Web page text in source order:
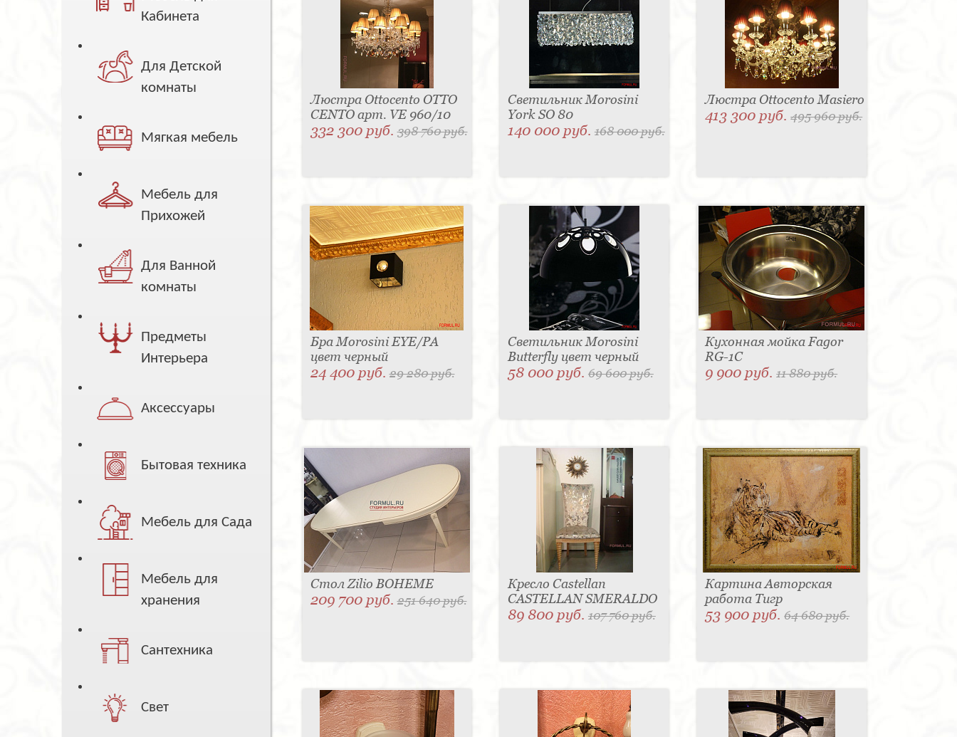
Кабинета
Для Детской
комнаты
Мягкая мебель
Мебель для
Прихожей
Для Ванной
комнаты
Предметы
Интерьера
Аксессуары
Бытовая техника
Мебель для Сада
Мебель для
хранения
Сантехника
Свет
Люстра Ottocento OTTO
CENTO арт. VE 960/10
332 300 руб.398 760 руб.
Светильник Morosini
York SO 80
140 000 руб. 168 000 руб.
Люстра Ottocento Masiero
413 300 руб.495 960 руб.
Бра Morosini EYE/PA
цвет черный
24 400 руб.29 280 руб.
Светильник Morosini
Butterfly цвет черный
58 000 руб. 69 600 руб.
Кухонная мойка Fagor
RG-1C
9 900 руб.11 880 руб.
Стол Zilio BOHEME
209 700 руб.251 640 руб.
Кресло Castellan
CASTELLAN SMERALDO
89 800 руб. 107 760 руб.
Картина Авторская
работа Тигр
53 900 руб.64 680 руб.